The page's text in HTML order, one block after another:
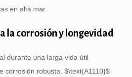
en alta mar..
la corrosión y longevidad
durante una larga vida útil
corrosión robusta. $\text{A1110}$